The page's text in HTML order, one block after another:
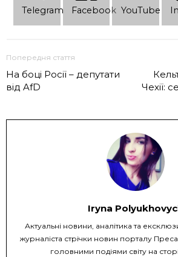
Telеgram Facebook YouTube
Попередня стаття
На боці Росії – депутати
від AfD
Чехії:
Iryna
Актуальні новини, аналітика та
журналіста стрічки новин порталу Преса
головними подіями світу на